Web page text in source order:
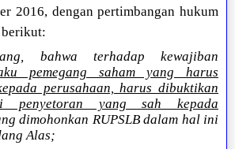
2016, dengan pertimbangan hukum
berikut:
bahwa terhadap kewajiban
pemegang saham yang harus
perusahaan, harus dibuktikan
penyetoran yang sah kepada
dimohonkan RUPSLB dalam hal ini
Alas;